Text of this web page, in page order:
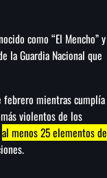
como “El Mencho” y
la Guardia Nacional que
mientras cumplía
violentos de los
al menos 25 elementos de